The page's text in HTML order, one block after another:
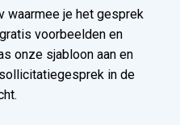
waarmee je het gesprek
voorbeelden en
onze sjabloon aan en
in de